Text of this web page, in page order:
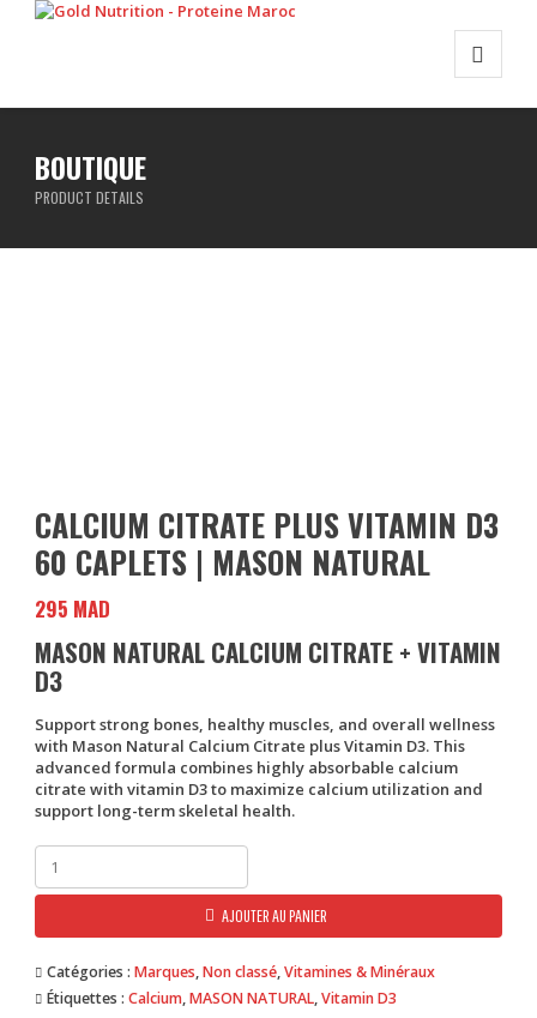
BOUTIQUE
PRODUCT DETAILS
CALCIUM CITRATE PLUS VITAMIN D3
60 CAPLETS | MASON NATURAL
295 MAD
MASON NATURAL CALCIUM CITRATE + VITAMIN
D3
Support strong bones, healthy muscles, and overall wellness
with Mason Natural Calcium Citrate plus Vitamin D3. This
advanced formula combines highly absorbable calcium
citrate with vitamin D3 to maximize calcium utilization and
support long-term skeletal health.
quantité
Calcium
plus
Vitamin
D3
60
AJOUTER AU PANIER
Catégories :Marques,Non classé,Vitamines & Minéraux
Étiquettes :Calcium,MASON NATURAL,Vitamin D3